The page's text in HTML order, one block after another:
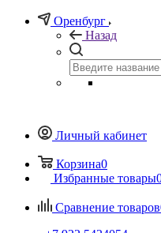
Оренбург
Назад
Личный кабинет
Корзина0
Избранные товары
Сравнение товаров